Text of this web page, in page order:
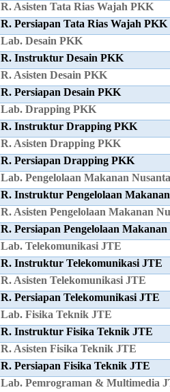
R. Asisten Tata Rias Wajah PKK
R. Persiapan Tata Rias Wajah PKK
Lab. Desain PKK
R. Instruktur Desain PKK
R. Asisten Desain PKK
R. Persiapan Desain PKK
Lab. Drapping PKK
R. Instruktur Drapping PKK
R. Asisten Drapping PKK
R. Persiapan Drapping PKK
Lab. Pengelolaan Makanan
R. Instruktur Pengelolaan
R. Asisten Pengelolaan Makanan
R. Persiapan Pengelolaan
Lab. Telekomunikasi JTE
R. Instruktur Telekomunikasi JTE
R. Asisten Telekomunikasi JTE
R. Persiapan Telekomunikasi JTE
Lab. Fisika Teknik JTE
R. Instruktur Fisika Teknik JTE
R. Asisten Fisika Teknik JTE
R. Persiapan Fisika Teknik JTE
Lab. Pemrograman & Multimedia